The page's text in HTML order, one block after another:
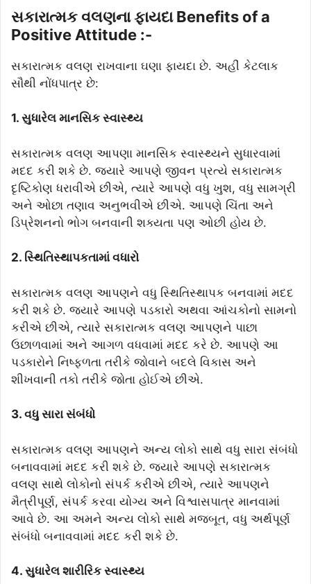
સકારાત્મક વલણના ફાયદા Benefits of a
Positive Attitude :-
સકારાત્મક વલણ રાખવાના ઘણા ફાયદા છે. અહીં કેટલાક
સૌથી નોંધપાત્ર છે:
1. સુધારેલ માનસિક સ્વાસ્થ્ય
સકારાત્મક વલણ આપણા માનસિક સ્વાસ્થ્યને સુધારવામાં
મદદ કરી શકે છે. જ્યારે આપણે જીવન પ્રત્યે સકારાત્મક
દૃષ્ટિકોણ ધરાવીએ છીએ, ત્યારે આપણે વધુ ખુશ, વધુ સામગ્રી
અને ઓછા તણાવ અનુભવીએ છીએ. આપણે ચિંતા અને
ડિપ્રેશનનો ભોગ બનવાની શક્યતા પણ ઓછી હોય છે.
2. સ્થિતિસ્થાપકતામાં વધારો
સકારાત્મક વલણ આપણને વધુ સ્થિતિસ્થાપક બનવામાં મદદ
કરી શકે છે. જ્યારે આપણે પડકારો અથવા આંચકોનો સામનો
કરીએ છીએ, ત્યારે સકારાત્મક વલણ આપણને પાછા
ઉછાળવામાં અને આગળ વધવામાં મદદ કરે છે. આપણે આ
પડકારોને નિષ્ફળતા તરીકે જોવાને બદલે વિકાસ અને
શીખવાની તકો તરીકે જોતા હોઈએ છીએ.
3. વધુ સારા સંબંધો
સકારાત્મક વલણ આપણને અન્ય લોકો સાથે વધુ સારા સંબંધો
બનાવવામાં મદદ કરી શકે છે. જ્યારે આપણે સકારાત્મક
વલણ સાથે લોકોનો સંપર્ક કરીએ છીએ, ત્યારે આપણને
મૈત્રીપૂર્ણ, સંપર્ક કરવા યોગ્ય અને વિશ્વાસપાત્ર માનવામાં
આવે છે. આ અમને અન્ય લોકો સાથે મજબૂત, વધુ અર્થપૂર્ણ
સંબંધો બનાવવામાં મદદ કરી શકે છે.
4. સુધારેલ શારીરિક સ્વાસ્થ્ય